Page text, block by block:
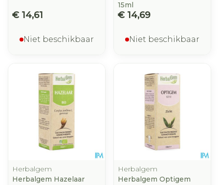
€ 14,61
Niet beschikbaar
15ml
€ 14,69
Niet beschikbaar
Herbalgem
Herbalgem Hazelaar
Herbalgem
Herbalgem Optigem